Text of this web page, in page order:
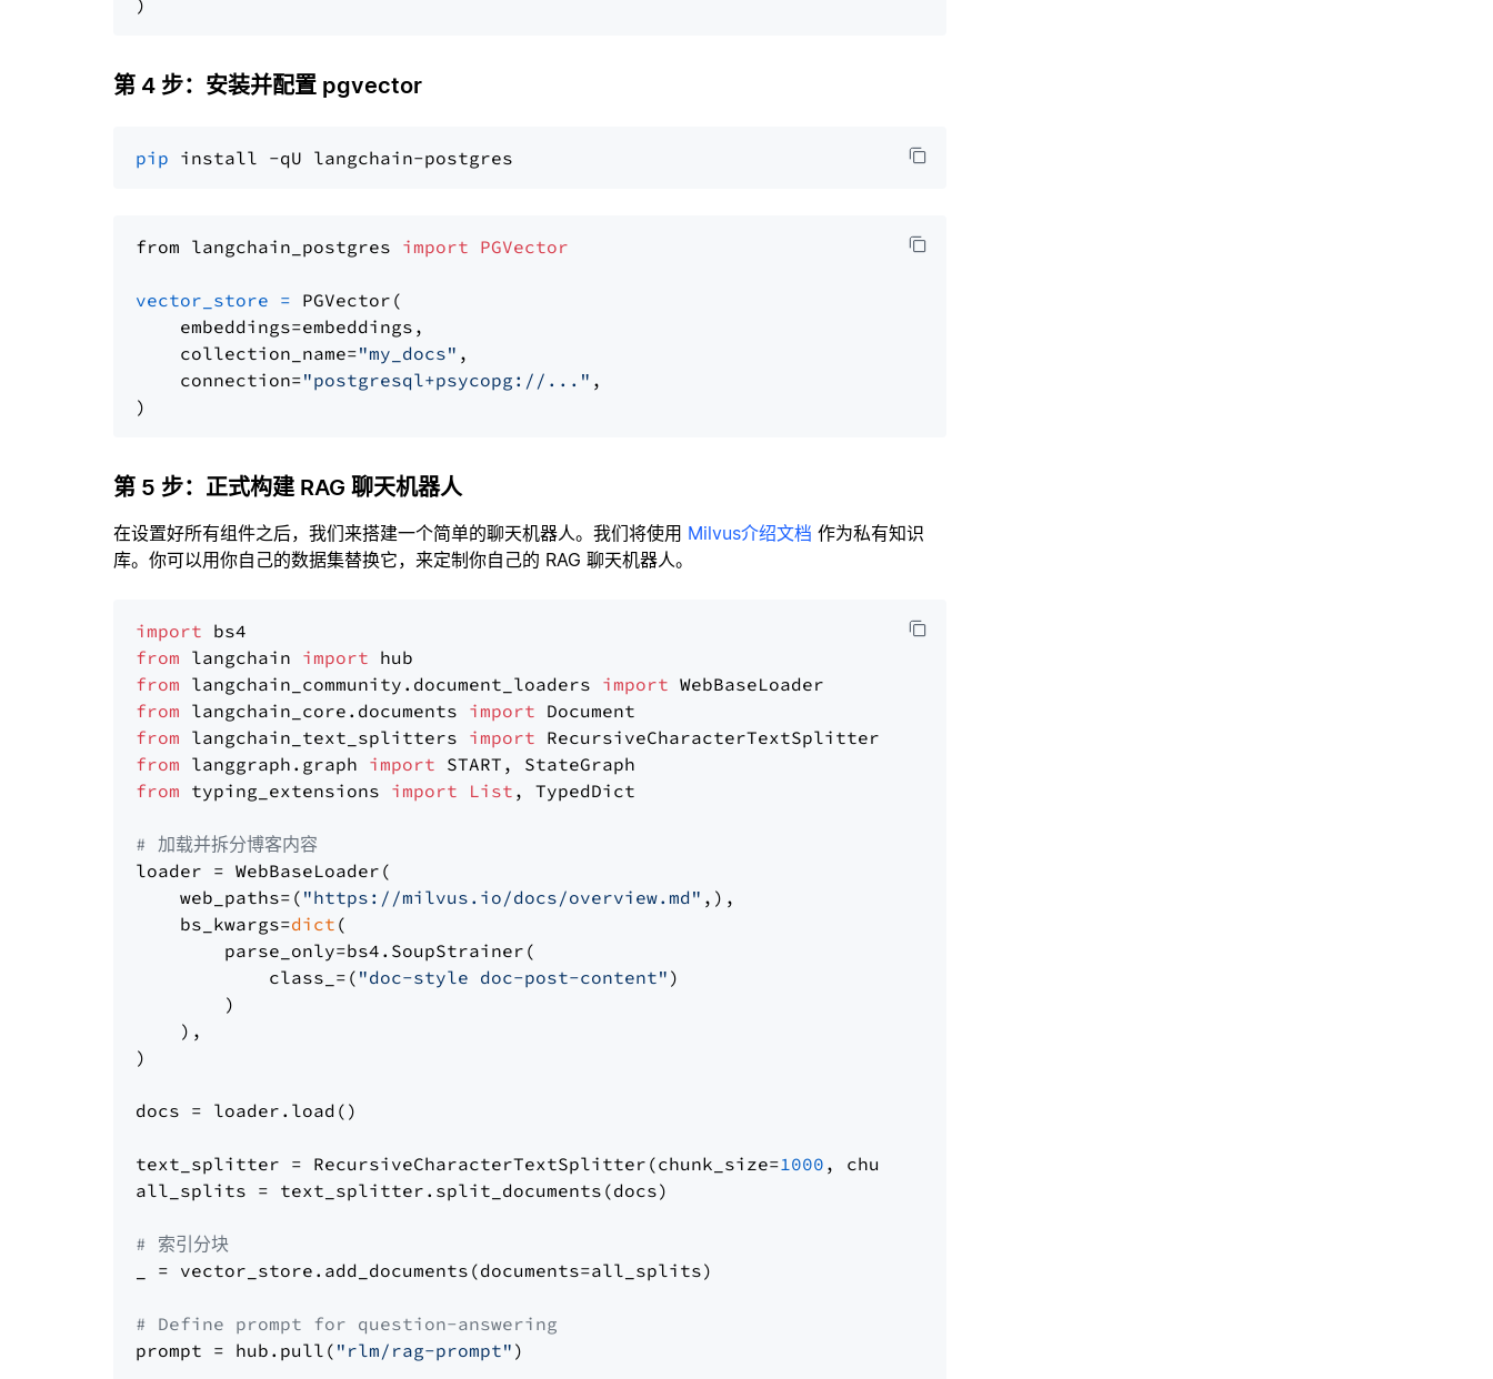
第 4 步：安装并配置 pgvector
pip
from langchain_postgres import PGVector
vector_store = PGVector(
    embeddings=embeddings,
    collection_name=
"my_docs" ,
    connection=
"postgresql+psycopg://..." ,
第 5 步：正式构建 RAG 聊天机器人
在设置好所有组件之后，我们来搭建一个简单的聊天机器人。我们将使用 Milvus介绍文档 作为私有知识
库。你可以用你自己的数据集替换它，来定制你自己的 RAG 聊天机器人。
import
from langchain import
from langchain_community.document_loaders import
from langchain_core.documents import
from langchain_text_splitters import
from langgraph.graph import
from typing_extensions import List , TypedDict
# 加载并拆分博客内容
loader = WebBaseLoader(
    web_paths=(
"https://milvus.io/docs/overview.md" ,),
    bs_kwargs=
dict (
        parse_only=bs4.SoupStrainer(
            class_=(
"doc-style doc-post-content" )
        )
    ),
)
docs = loader.load()
text_splitter = RecursiveCharacterTextSplitter(chunk_size=1000 , chunk_overlap=
all_splits = text_splitter.split_documents(docs)
# 索引分块
_ = vector_store.add_documents(documents=all_splits)
# Define prompt for question-answering
prompt = hub.pull( "rlm/rag-prompt" )